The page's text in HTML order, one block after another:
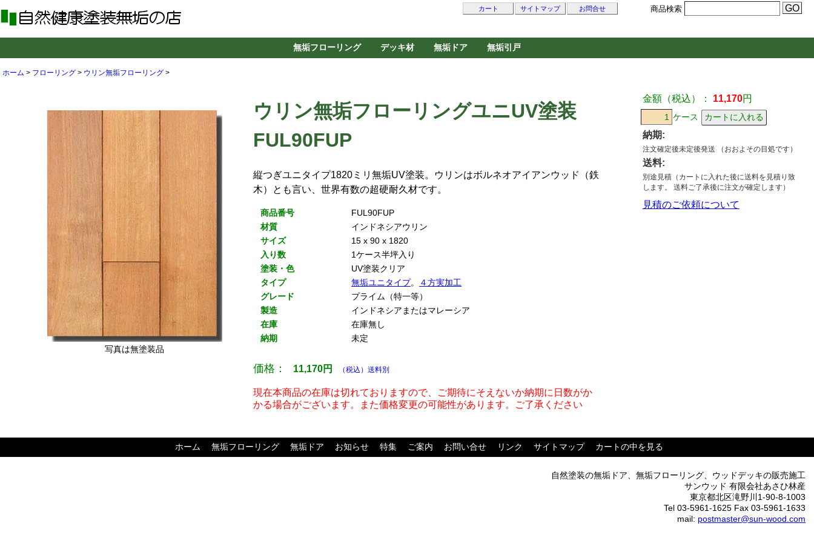
ホーム > フローリング > ウリン無垢フローリング >
写真は無塗装品
ウリン無垢フローリングユニUV塗装
FUL90FUP
縦つぎユニタイプ1820ミリ無垢UV塗装。ウリンはボルネオアイアンウッド（鉄
木）とも言い、世界有数の超硬耐久材です。
商品番号
FUL90FUP
材質
インドネシアウリン
サイズ
15 x 90 x 1820
入り数
1ケース半坪入り
塗装・色
UV塗装クリア
タイプ
無垢ユニタイプ。
４方実加工
グレード
プライム（特一等）
製造
インドネシアまたはマレーシア
在庫
在庫無し
納期
未定
価格： 11,170円 （税込）送料別
現在本商品の在庫は切れておりますので、ご期待にそえないか納期に日数がか
かる場合がございます。また価格変更の可能性があります。ご了承ください
金額（税込）： 11,170円
ケース
納期:
注文確定後未定後発送 （おおよその目処です）
送料:
別途見積（カートに入れた後に送料を見積り致
します。 送料ご了承後に注文が確定します）
見積のご依頼について
カート サイトマップ お問合せ 商品検索
無垢フローリング デッキ材 無垢ドア 無垢引戸
ホーム 無垢フローリング 無垢ドア お知らせ 特集 ご案内 お問い合せ リンク サイトマップ カートの中を見る
自然塗装の無垢ドア、無垢フローリング、ウッドデッキの販売施工
サンウッド 有限会社あさひ林産
東京都北区滝野川1-90-8-1003
Tel 03-5961-1625 Fax 03-5961-1633
mail: postmaster@sun-wood.com